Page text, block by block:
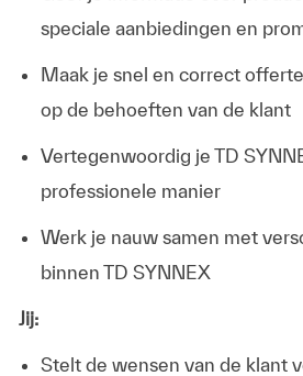
speciale aanbiedingen en
Maak je snel en correct
op de behoeften van de klant
Vertegenwoordig je TD
professionele manier
Werk je nauw samen met
binnen TD SYNNEX
Jij:
Stelt de wensen van de klant